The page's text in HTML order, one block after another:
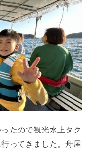
たので観光水上タク
行ってきました。舟屋